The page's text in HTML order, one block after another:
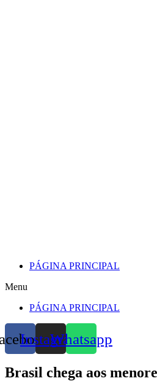
PÁGINA PRINCIPAL
Menu
PÁGINA PRINCIPAL
InstagramWhatsapp
Brasil chega aos